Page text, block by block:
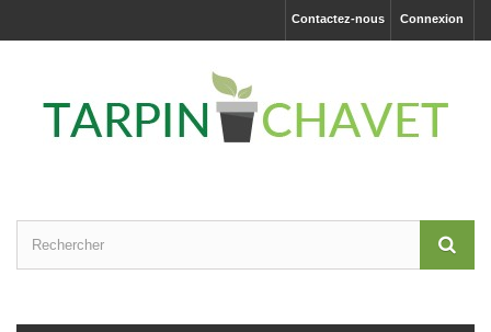
Connexion
Contactez-nous